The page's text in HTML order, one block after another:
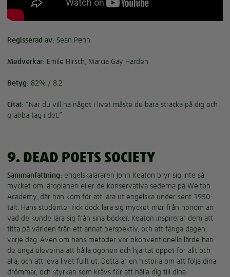
Regisserad av: Sean Penn
Medverkar: Emile Hirsch, Marcia Gay Harden
Betyg: 82% / 8.2
Citat: ”När du vill ha något i livet måste du bara sträcka på dig och
grabba tag i det.”
9. DEAD POETS SOCIETY
Sammanfattning: engelskaläraren John Keaton bryr sig inte så
mycket om läroplanen eller de konservativa sederna på Welton
Academy, där han kom för att lära ut engelska under sent 1950-
talt. Hans studenter fick dock lära sig mycket mer från honom än
vad de kunde lära sig från sina böcker. Keaton inspirerar dem att
titta på världen från ett annat perspektiv, och att fånga dagen,
varje dag. Även om hans metoder var okonventionella lärde han
de unga eleverna att hålla ögonen och hjärtat öppet för allt och
alla, och att leva livet fullt ut. Detta är en historia om att följa dina
drömmar, och styrkan som krävs för att hålla dig till dina